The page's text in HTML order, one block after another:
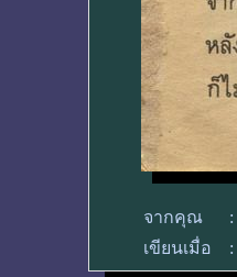
จากคุณ :
เขียนเมื่อ
: